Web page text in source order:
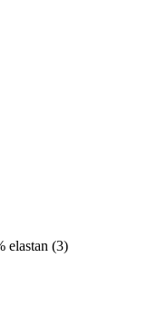
elastan (3)